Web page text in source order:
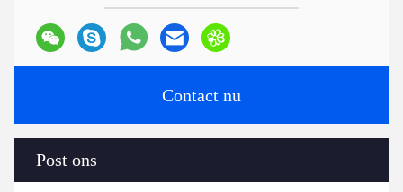
Contact nu
Post ons